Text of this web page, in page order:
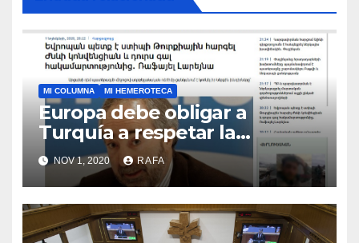
MI COLUMNA MI HEMEROTECA
Europa debe obligar a
Turquí­a a respetar la
Convención de la ONU y
retirarse del conflicto.
NOV 1, 2020 RAFA